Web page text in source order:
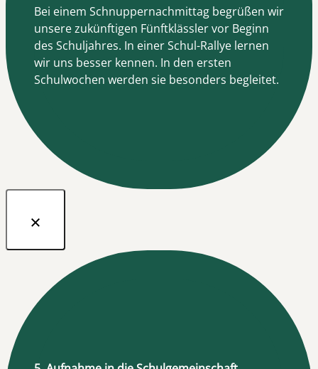
Bei einem Schnuppernachmittag begrüßen wir
unsere zukünftigen Fünftklässler vor Beginn
des Schuljahres. In einer Schul-Rallye lernen
wir uns besser kennen. In den ersten
Schulwochen werden sie besonders begleitet.